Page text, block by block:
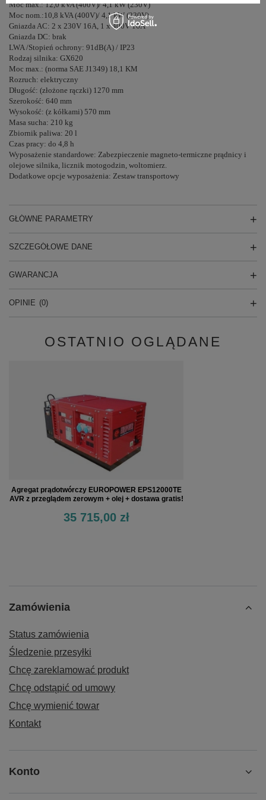
Moc max.: 12,0 kVA (400V)/ 4,1 kW (230V)
Moc nom.:10,8 kVA (400V)/ 4,1 kW (230V)
Gniazda AC: 2 x 230V 16A, 1 x 400V 16A
Gniazda DC: brak
LWA /Stopień ochrony: 91dB(A) / IP23
Rodzaj silnika: GX620
Moc max.: (norma SAE J1349) 18,1 KM
Rozruch: elektryczny
Długość: (złożone rączki) 1270 mm
Szerokość: 640 mm
Wysokość: (z kółkami) 570 mm
Masa sucha: 210 kg
Zbiornik paliwa: 20 l
Czas pracy: do 4,8 h
Wyposażenie standardowe: Zabezpieczenie magneto-termiczne prądnicy i
olejowe silnika, licznik motogodzin, woltomierz.
Dodatkowe opcje wyposażenia: Zestaw transportowy
GŁÓWNE PARAMETRY
SZCZEGÓŁOWE DANE
GWARANCJA
OPINIE (0)
OSTATNIO OGLĄDANE
Agregat prądotwórczy EUROPOWER EPS12000TE
AVR z przeglądem zerowym + olej + dostawa gratis!
35 715,00 zł
Zamówienia
Status zamówienia
Śledzenie przesyłki
Chcę zareklamować produkt
Chcę odstąpić od umowy
Chcę wymienić towar
Kontakt
Konto